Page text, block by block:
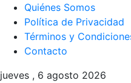
Quiénes Somos
Política de Privacidad
Términos y
Contacto
jueves , 6 agosto 2026